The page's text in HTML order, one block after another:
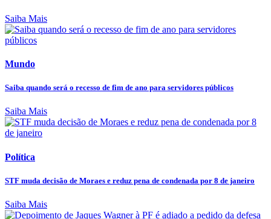
Saiba Mais
Mundo
Saiba quando será o recesso de fim de ano para servidores públicos
Saiba Mais
Política
STF muda decisão de Moraes e reduz pena de condenada por 8 de janeiro
Saiba Mais